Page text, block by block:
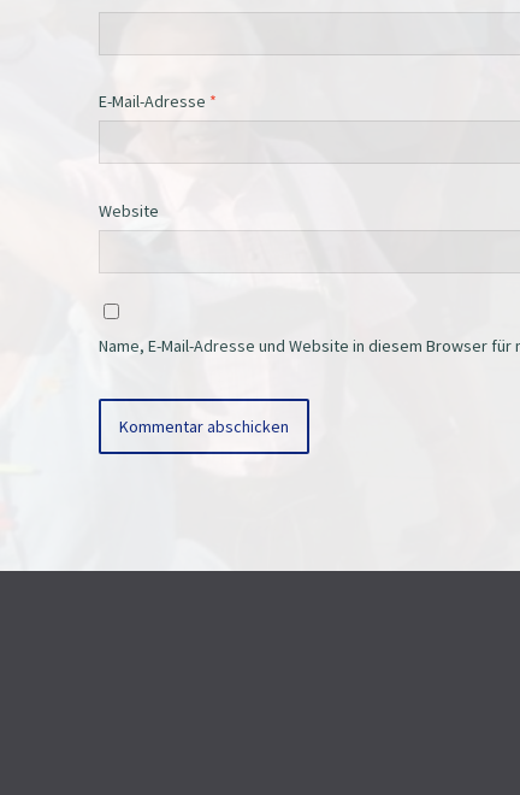
E-Mail-Adresse *
Website
Name, E-Mail-Adresse und Website in diesem Browser